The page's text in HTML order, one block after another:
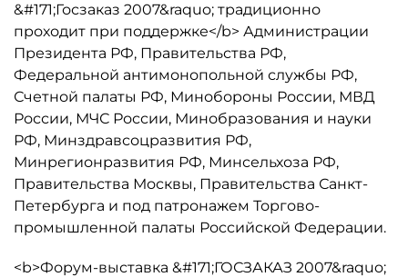
&#171;Госзаказ 2007&raquo; традиционно
проходит при поддержке</b> Администрации
Президента РФ, Правительства РФ,
Федеральной антимонопольной службы РФ,
Счетной палаты РФ, Минобороны России, МВД
России, МЧС России, Минобразования и науки
РФ, Минздравсоцразвития РФ,
Минрегионразвития РФ, Минсельхоза РФ,
Правительства Москвы, Правительства Санкт-
Петербурга и под патронажем Торгово-
промышленной палаты Российской Федерации.
<b>Форум-выставка &#171;ГОСЗАКАЗ 2007&raquo;